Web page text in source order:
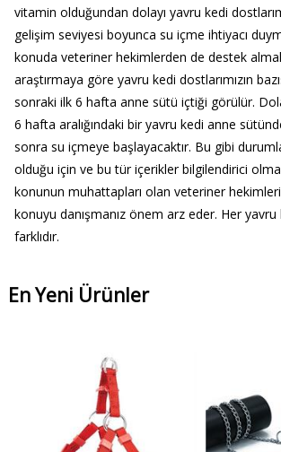
vitamin olduğundan dolayı yavru kedi
gelişim seviyesi boyunca su içme ihtiyacı
konuda veteriner hekimlerden de destek
araştırmaya göre yavru kedi dostlarımızın
sonraki ilk 6 hafta anne sütü içtiği görülür.
6 hafta aralığındaki bir yavru kedi anne
sonra su içmeye başlayacaktır. Bu gibi
olduğu için ve bu tür içerikler bilgilendirici
konunun muhattapları olan veteriner
konuyu danışmanız önem arz eder. Her
farklıdır.
En Yeni Ürünler